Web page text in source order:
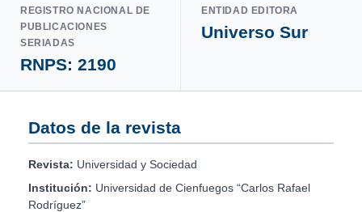
REGISTRO NACIONAL DE
PUBLICACIONES
SERIADAS
RNPS: 2190
ENTIDAD EDITORA
Universo Sur
Datos de la revista
Revista: Universidad y Sociedad
Institución: Universidad de Cienfuegos “Carlos Rafael
Rodríguez”